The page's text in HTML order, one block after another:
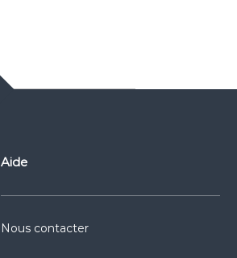
Aide
Nous contacter